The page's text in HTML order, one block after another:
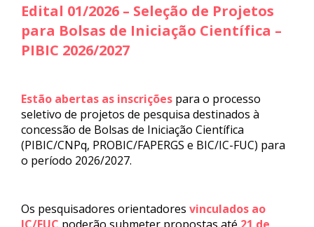
Edital 01/2026 – Seleção de Projetos
para Bolsas de Iniciação Científica –
PIBIC 2026/2027
Estão abertas as inscrições para o processo
seletivo de projetos de pesquisa destinados à
concessão de Bolsas de Iniciação Científica
(PIBIC/CNPq, PROBIC/FAPERGS e BIC/IC-FUC) para
o período 2026/2027.
Os pesquisadores orientadores vinculados ao